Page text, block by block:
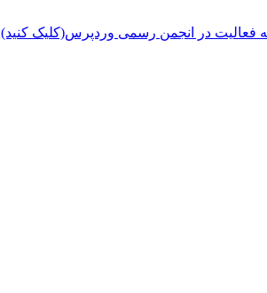
فعالیت در انجمن رسمی وردپرس(کلیک کنید)